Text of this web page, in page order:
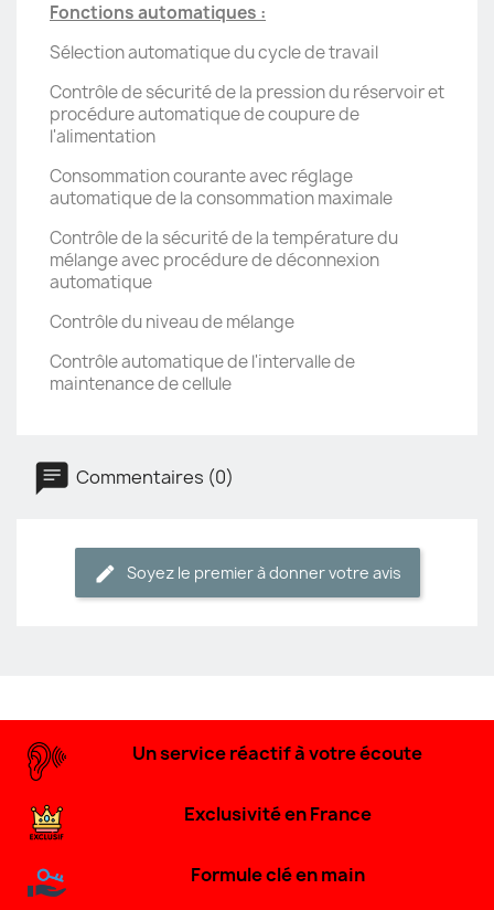
Fonctions automatiques :
Sélection automatique du cycle de travail
Contrôle de sécurité de la pression du réservoir et
procédure automatique de coupure de
l'alimentation
Consommation courante avec réglage
automatique de la consommation maximale
Contrôle de la sécurité de la température du
mélange avec procédure de déconnexion
automatique
Contrôle du niveau de mélange
Contrôle automatique de l'intervalle de
maintenance de cellule
Commentaires (0)
Soyez le premier à donner votre avis
Un service réactif à votre écoute
Exclusivité en France
Formule clé en main